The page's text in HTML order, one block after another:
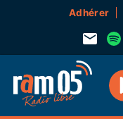
Adhérer